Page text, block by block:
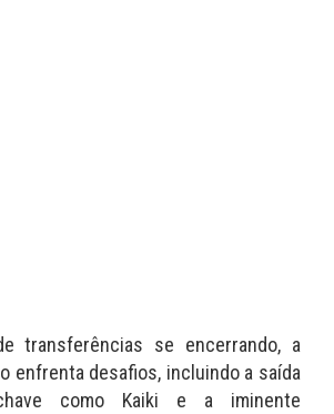
transferências se encerrando, a
enfrenta desafios, incluindo a saída
como Kaiki e a iminente